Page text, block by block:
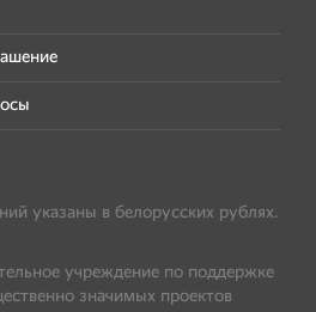
указаны в белорусских рублях.
учреждение по поддержке
значимых проектов